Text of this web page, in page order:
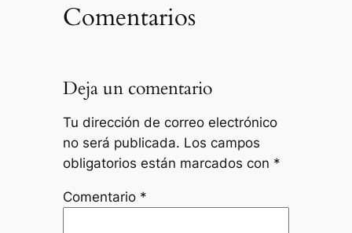
Comentarios
Deja un comentario
Tu dirección de correo electrónico
no será publicada. Los campos
obligatorios están marcados con *
Comentario *